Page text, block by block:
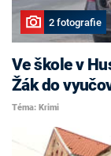
2 fotografie
Ve škole v
Žák do
Téma: Krimi